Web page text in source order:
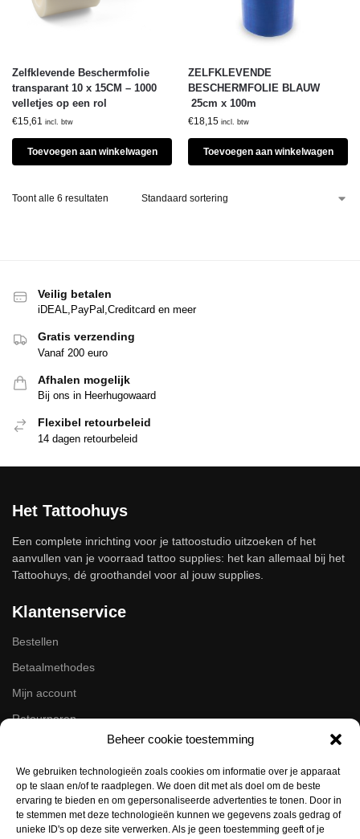
Beheer cookie toestemming
We gebruiken technologieën zoals cookies om informatie over je apparaat
op te slaan en/of te raadplegen. We doen dit met als doel om de beste
ervaring te bieden en om gepersonaliseerde advertenties te tonen. Door in
te stemmen met deze technologieën kunnen we gegevens zoals gedrag of
unieke ID's op deze site verwerken. Als je geen toestemming geeft of je
Zelfklevende Beschermfolie
transparant 10 x 15CM – 1000
velletjes op een rol
€15,61 incl. btw
Toevoegen aan winkelwagen
ZELFKLEVENDE
BESCHERMFOLIE BLAUW
25cm x 100m
€18,15 incl. btw
Toevoegen aan winkelwagen
Toont alle 6 resultaten
Veilig betalen
iDEAL,PayPal,Creditcard en meer
Gratis verzending
Vanaf 200 euro
Afhalen mogelijk
Bij ons in Heerhugowaard
Flexibel retourbeleid
14 dagen retourbeleid
Het Tattoohuys
Een complete inrichting voor je tattoostudio uitzoeken of het
aanvullen van je voorraad tattoo supplies: het kan allemaal bij het
Tattoohuys, dé groothandel voor al jouw supplies.
Klantenservice
Bestellen
Betaalmethodes
Mijn account
Retourneren
Volg ons op de socials
Instagram